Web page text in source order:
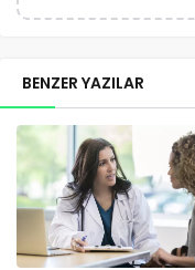
BENZER YAZILAR